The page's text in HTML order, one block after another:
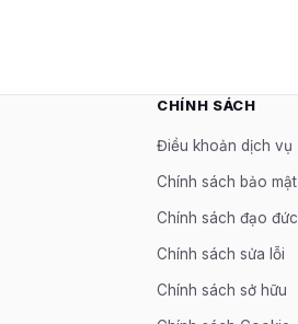
CHÍNH SÁCH
Điều khoản dịch vụ
Chính sách bảo mật
Chính sách đạo đức
Chính sách sửa lỗi
Chính sách sở hữu